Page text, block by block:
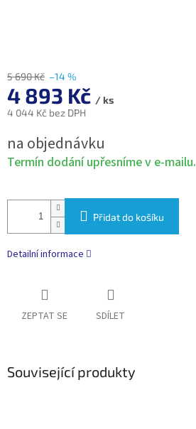
5 690 Kč –14 %
4 893 Kč / ks
4 044 Kč bez DPH
cena:
na objednávku
Termín dodání upřesníme v e-mailu.
Přidat do košíku
Detailní informace
ZEPTAT SE SDÍLET
Související produkty